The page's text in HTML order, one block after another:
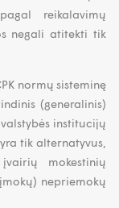
reikalavimų
negali atitekti tik
normų sisteminę
(generalinis)
institucijų
tik alternatyvus,
mokestinių
nepriemokų